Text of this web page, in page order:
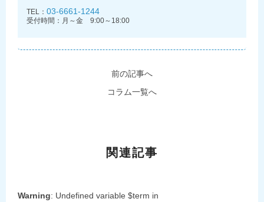
TEL： 03-6661-1244
受付時間：月～金 9:00～18:00
前の記事へ
コラム一覧へ
関連記事
Warning: Undefined variable $term in